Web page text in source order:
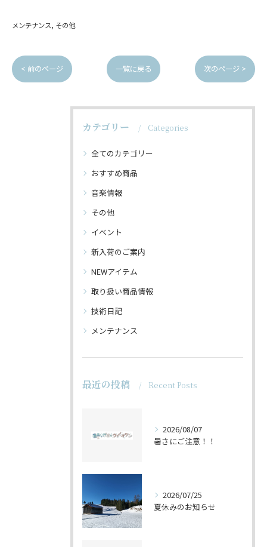
メンテナンス その他
< 前のページ 一覧に戻る 次のページ >
カテゴリー Categories
全てのカテゴリー
おすすめ商品
音楽情報
その他
イベント
新入荷のご案内
NEWアイテム
取り扱い商品情報
技術日記
メンテナンス
最近の投稿 Recent Posts
2026/08/07
暑さにご注意！！
2026/07/25
夏休みのお知らせ